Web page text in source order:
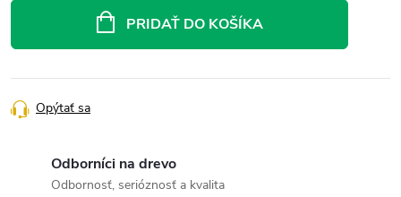
PRIDAŤ DO KOŠÍKA
Opýtať sa
Odborníci na drevo
Odbornosť, serióznosť a kvalita